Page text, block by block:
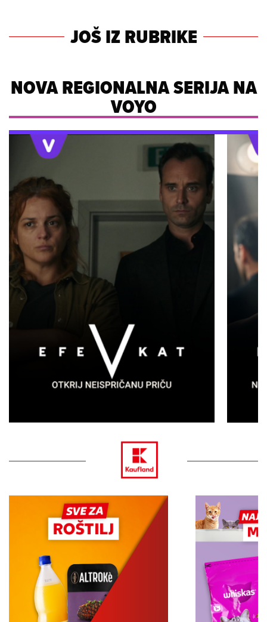
JOŠ IZ RUBRIKE
NOVA REGIONALNA SERIJA NA
VOYO